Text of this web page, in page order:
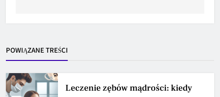
POWIĄZANE TREŚCI
Leczenie zębów mądrości: kiedy